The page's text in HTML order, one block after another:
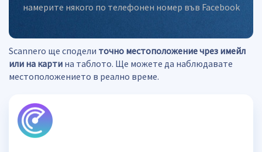
намерите някого по телефонен номер във Facebook
Scannero ще сподели точно местоположение чрез имейл
или на карти на таблото. Ще можете да наблюдавате
местоположението в реално време.